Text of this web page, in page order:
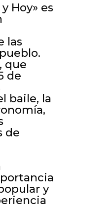
Hoy» es
las
que
de
baile, la
de
y